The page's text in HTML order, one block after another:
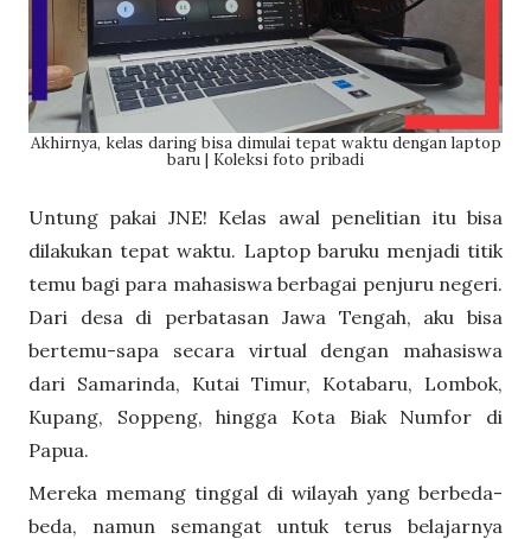
Akhirnya, kelas daring bisa dimulai tepat waktu dengan laptop
baru | Koleksi foto pribadi
Untung pakai JNE! Kelas awal penelitian itu bisa
dilakukan tepat waktu. Laptop baruku menjadi titik
temu bagi para mahasiswa berbagai penjuru negeri.
Dari desa di perbatasan Jawa Tengah, aku bisa
bertemu-sapa secara virtual dengan mahasiswa
dari Samarinda, Kutai Timur, Kotabaru, Lombok,
Kupang, Soppeng, hingga Kota Biak Numfor di
Papua.
Mereka memang tinggal di wilayah yang berbeda-
beda, namun semangat untuk terus belajarnya